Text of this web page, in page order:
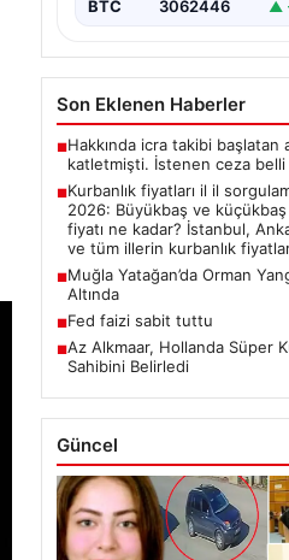
…
BTC 3062446 ▲
Son Eklenen Haberler
■Hakkında icra takibi başlatan
katletmişti. İstenen ceza belli
■Kurbanlık fiyatları il il
2026: Büyükbaş ve küçükbaş
fiyatı ne kadar? İstanbul,
ve tüm illerin kurbanlık
■Muğla Yatağan’da Orman
Altında
■Fed faizi sabit tuttu
■Az Alkmaar, Hollanda Süper
Sahibini Belirledi
Güncel